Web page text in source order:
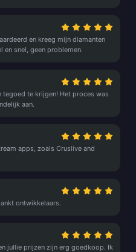
en kreeg mijn diamanten
en snel, geen problemen.
te krijgen! Het proces was
aan.
apps, zoals Cruslive and
ontwikkelaars.
jullie prijzen zijn erg goedkoop. Ik